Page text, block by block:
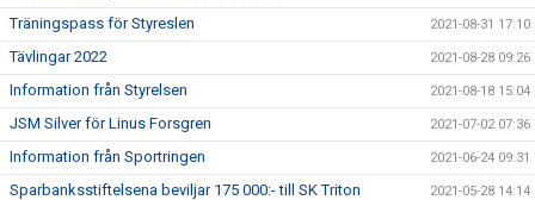
Träningspass för Styreslen 2021-08-31 17:10
Tävlingar 2022 2021-08-28 09:26
Information från Styrelsen 2021-08-18 15:04
JSM Silver för Linus Forsgren 2021-07-02 07:36
Information från Sportringen 2021-06-24 09:31
Sparbanksstiftelsena beviljar 175 000:- till SK Triton 2021-05-28 14:14